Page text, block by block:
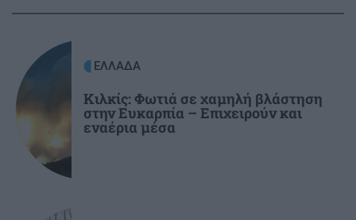
Άγιος Νικόλαος: «Κρητικά Μαγειρέματα» με
αφορμή την Παγκόσμια Ημέρα Τουρισμού
16:27
ΕΛΛΑΔΑ
Greek Mafia: Στα χέρια της ΕΛ.ΑΣ το
«πίτμπουλ» και το «μπουλντόγκ» του Έντικ
ΕΛΛΑΔΑ
ΕΛΛΑΔΑ
Κιλκίς: Φωτιά σε χαμηλή βλάστηση
στην Ευκαρπία – Επιχειρούν και
εναέρια μέσα